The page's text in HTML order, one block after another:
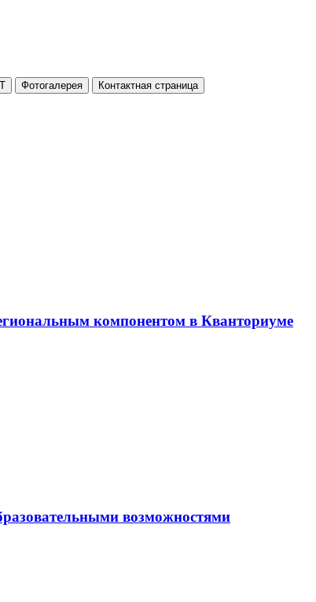
Фотогалерея Контактная страница
компонентом в Кванториуме
возможностями